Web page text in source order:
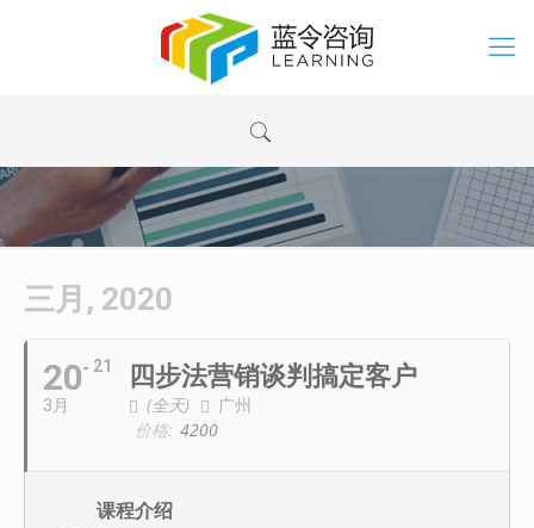
三月, 2020
20
3月
21 四步法营销谈判搞定客户
(全天)
广州
价格: 4200
课程介绍